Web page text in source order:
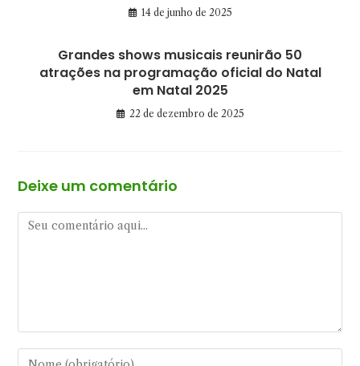
14 de junho de 2025
Grandes shows musicais reunirão 50
atrações na programação oficial do Natal
em Natal 2025
22 de dezembro de 2025
Deixe um comentário
Comentário
Digite